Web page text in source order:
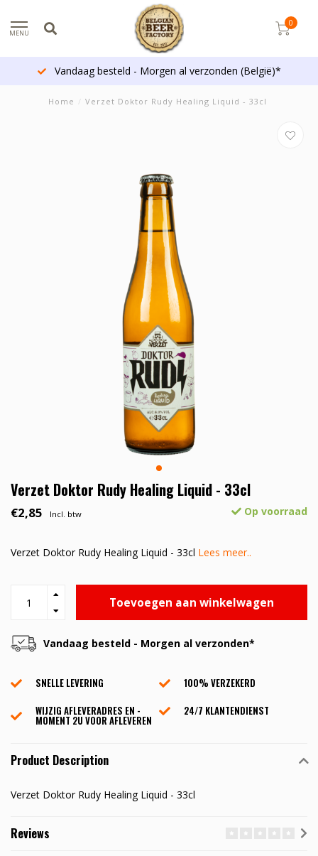
MENU
0
Vandaag besteld - Morgen al verzonden (België)*
Home / Verzet Doktor Rudy Healing Liquid - 33cl
Verzet Doktor Rudy Healing Liquid - 33cl
€2,85 Incl. btw Op voorraad
Verzet Doktor Rudy Healing Liquid - 33cl Lees meer..
Toevoegen aan winkelwagen
Vandaag besteld - Morgen al verzonden*
SNELLE LEVERING
100% VERZEKERD
WIJZIG AFLEVERADRES EN -
MOMENT 2U VOOR AFLEVEREN
24/7 KLANTENDIENST
Product Description
Verzet Doktor Rudy Healing Liquid - 33cl
Reviews